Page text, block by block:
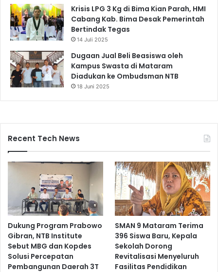
Krisis LPG 3 Kg di Bima Kian Parah, HMI
Cabang Kab. Bima Desak Pemerintah
Bertindak Tegas
14 Juli 2025
Dugaan Jual Beli Beasiswa oleh
Kampus Swasta di Mataram
Diadukan ke Ombudsman NTB
18 Juni 2025
Recent Tech News
Dukung Program Prabowo
Gibran, NTB Institute
Sebut MBG dan Kopdes
Solusi Percepatan
Pembangunan Daerah 3T
SMAN 9 Mataram Terima
396 Siswa Baru, Kepala
Sekolah Dorong
Revitalisasi Menyeluruh
Fasilitas Pendidikan